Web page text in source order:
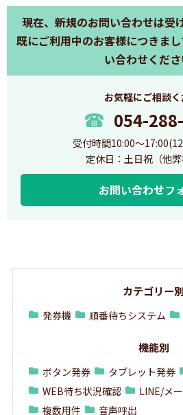
現在、新規のお問い合わせは受
既にご利用中のお客様につきま
い合わせくださ
お気軽にご相談
054-
受付時間10:00～
定休日：土日祝（他弊
お問い合わせフ
カテゴリー別
発券機 順番待ちシステム
機能別
ボタン発券 タブレット発券
WEB待ち状況確認
LINE/メ
複数用件
音声呼出